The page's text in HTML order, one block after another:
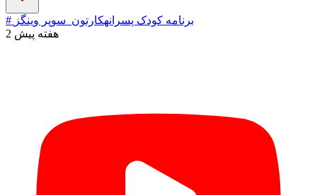
# برنامه کودک پسرانهکارتون_سوپر وینگز
2 هفته پیش